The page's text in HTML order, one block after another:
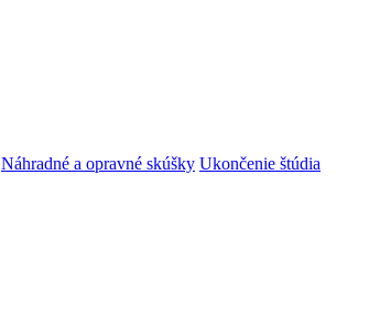
Náhradné a opravné skúšky Ukončenie štúdia